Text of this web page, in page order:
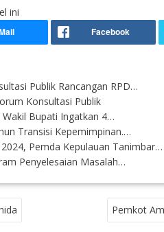
ini
Publik Rancangan RPD…
Konsultasi Publik
Bupati Ingatkan 4…
Transisi Kepemimpinan.…
Pemda Kepulauan Tanimbar…
Penyelesaian Masalah…
Pemkot